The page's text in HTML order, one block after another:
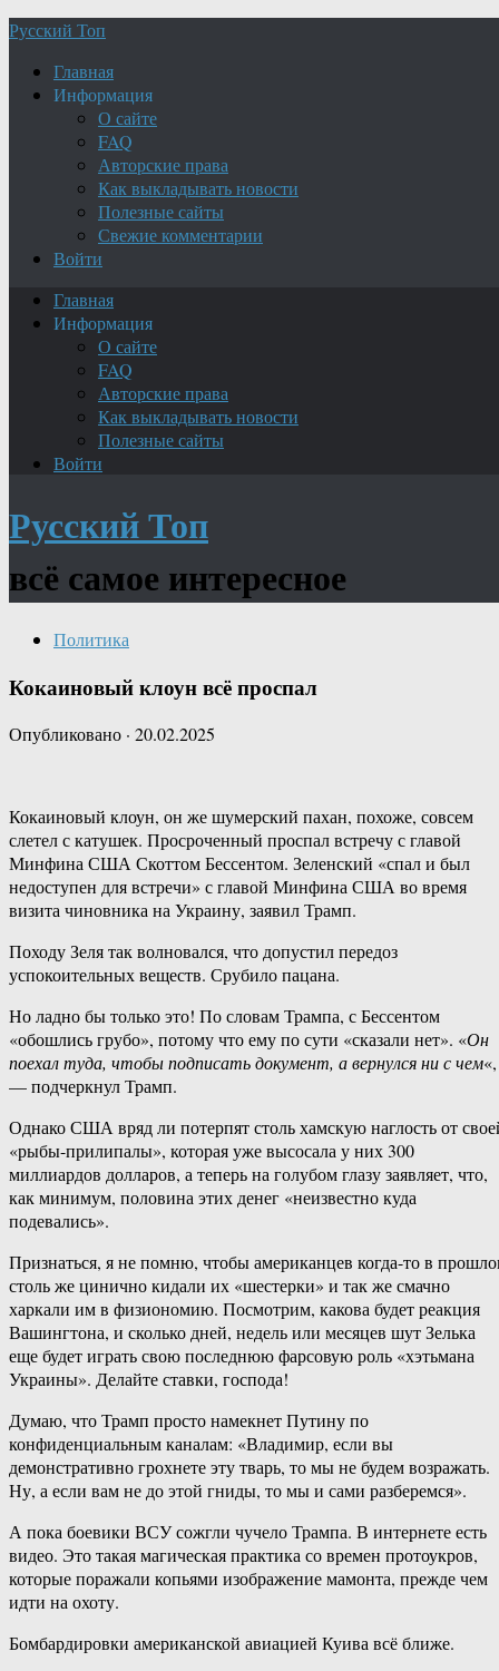
Русский Топ
Главная
Информация
О сайте
FAQ
Авторские права
Как выкладывать новости
Полезные сайты
Свежие комментарии
Войти
Главная
Информация
О сайте
FAQ
Авторские права
Как выкладывать новости
Полезные сайты
Войти
Русский Топ
всё самое интересное
Политика
Кокаиновый клоун всё проспал
Опубликовано · 20.02.2025
Кокаиновый клоун, он же шумерский пахан, похоже, совсем
слетел с катушек. Просроченный проспал встречу с главой
Минфина США Скоттом Бессентом. Зеленский «спал и был
недоступен для встречи» с главой Минфина США во время
визита чиновника на Украину, заявил Трамп.
Походу Зеля так волновался, что допустил передоз
успокоительных веществ. Срубило пацана.
Но ладно бы только это! По словам Трампа, с Бессентом
«обошлись грубо», потому что ему по сути «сказали нет». «Он
поехал туда, чтобы подписать документ, а вернулся ни с чем«,
— подчеркнул Трамп.
Однако США вряд ли потерпят столь хамскую наглость от
«рыбы-прилипалы», которая уже высосала у них 300
миллиардов долларов, а теперь на голубом глазу заявляет, что,
как минимум, половина этих денег «неизвестно куда
подевались».
Признаться, я не помню, чтобы американцев когда-то в
столь же цинично кидали их «шестерки» и так же смачно
харкали им в физиономию. Посмотрим, какова будет реакция
Вашингтона, и сколько дней, недель или месяцев шут Зелька
еще будет играть свою последнюю фарсовую роль «хэтьмана
Украины». Делайте ставки, господа!
Думаю, что Трамп просто намекнет Путину по
конфиденциальным каналам: «Владимир, если вы
демонстративно грохнете эту тварь, то мы не будем возражать.
Ну, а если вам не до этой гниды, то мы и сами разберемся».
А пока боевики ВСУ сожгли чучело Трампа. В интернете есть
видео. Это такая магическая практика со времен протоукров,
которые поражали копьями изображение мамонта, прежде чем
идти на охоту.
Бомбардировки американской авиацией Куива всё ближе.